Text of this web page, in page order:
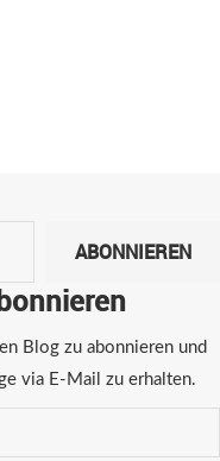
ABONNIEREN
Blog zu abonnieren und
via E-Mail zu erhalten.